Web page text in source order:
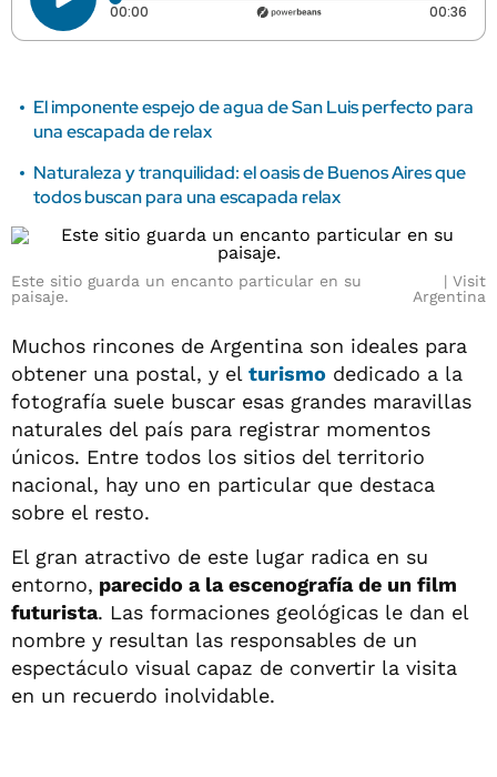
00:00 Tiempo transcurrido: 0 segundos 00:36
El imponente espejo de agua de San Luis perfecto para
una escapada de relax
Naturaleza y tranquilidad: el oasis de Buenos Aires que
todos buscan para una escapada relax
Este sitio guarda un encanto particular en su
paisaje.
Visit
Argentina
Muchos rincones de Argentina son ideales para
obtener una postal, y el turismo dedicado a la
fotografía suele buscar esas grandes maravillas
naturales del país para registrar momentos
únicos. Entre todos los sitios del territorio
nacional, hay uno en particular que destaca
sobre el resto.
El gran atractivo de este lugar radica en su
entorno, parecido a la escenografía de un film
futurista. Las formaciones geológicas le dan el
nombre y resultan las responsables de un
espectáculo visual capaz de convertir la visita
en un recuerdo inolvidable.